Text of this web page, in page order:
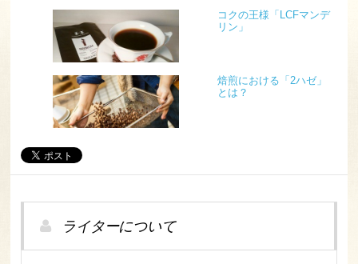
コクの王様「LCFマンデ
リン」
焙煎における「2ハゼ」
とは？
ライターについて